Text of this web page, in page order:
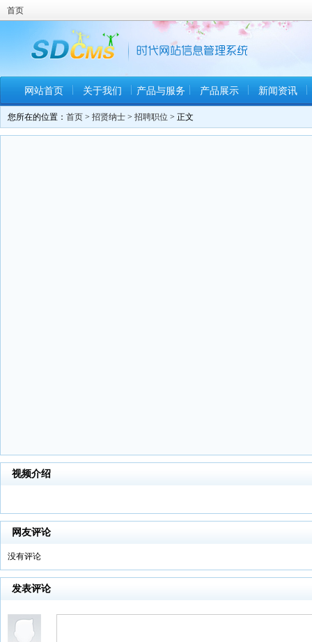
首页
网站首页 关于我们 产品与服务 产品展示 新闻资讯
您所在的位置： 首页 > 招贤纳士 > 招聘职位 > 正文
视频介绍
网友评论
没有评论
发表评论